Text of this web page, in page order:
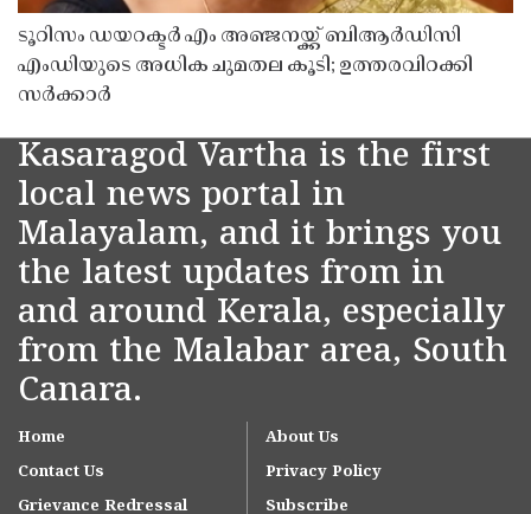
ടൂറിസം ഡയറക്ടർ എം അഞ്ജനയ്ക്ക് ബിആർഡിസി
എംഡിയുടെ അധിക ചുമതല കൂടി; ഉത്തരവിറക്കി
സർക്കാർ
Kasaragod Vartha is the first
local news portal in
Malayalam, and it brings you
the latest updates from in
and around Kerala, especially
from the Malabar area, South
Canara.
Home
About Us
Contact Us
Privacy Policy
Grievance Redressal
Subscribe